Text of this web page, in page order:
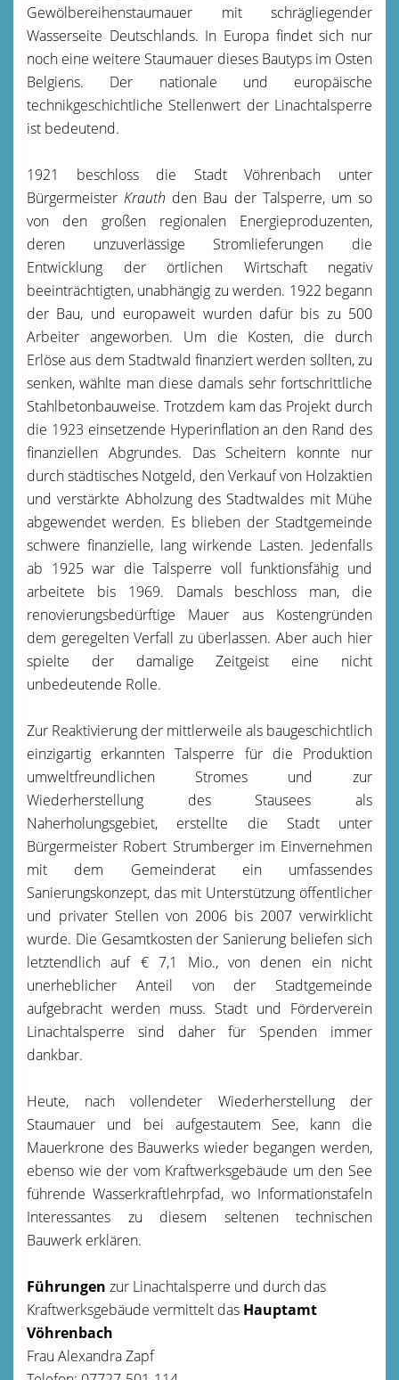
Gewölbereihenstaumauer mit schrägliegender
Wasserseite Deutschlands. In Europa findet sich nur
noch eine weitere Staumauer dieses Bautyps im Osten
Belgiens. Der nationale und europäische
technikgeschichtliche Stellenwert der Linachtalsperre
ist bedeutend.
1921 beschloss die Stadt Vöhrenbach unter
BürgermeisterKrauth den Bau der Talsperre, um so
von den großen regionalen Energieproduzenten,
deren unzuverlässige Stromlieferungen die
Entwicklung der örtlichen Wirtschaft negativ
beeinträchtigten, unabhängig zu werden. 1922 begann
der Bau, und europaweit wurden dafür bis zu 500
Arbeiter angeworben. Um die Kosten, die durch
Erlöse aus dem Stadtwald finanziert werden sollten, zu
senken, wählte man diese damals sehr fortschrittliche
Stahlbetonbauweise. Trotzdem kam das Projekt durch
die 1923 einsetzende Hyperinflation an den Rand des
finanziellen Abgrundes. Das Scheitern konnte nur
durch städtisches Notgeld, den Verkauf von Holzaktien
und verstärkte Abholzung des Stadtwaldes mit Mühe
abgewendet werden. Es blieben der Stadtgemeinde
schwere finanzielle, lang wirkende Lasten. Jedenfalls
ab 1925 war die Talsperre voll funktionsfähig und
arbeitete bis 1969. Damals beschloss man, die
renovierungsbedürftige Mauer aus Kostengründen
dem geregelten Verfall zu überlassen. Aber auch hier
spielte der damalige Zeitgeist eine nicht
unbedeutende Rolle.
Zur Reaktivierung der mittlerweile als baugeschichtlich
einzigartig erkannten Talsperre für die Produktion
umweltfreundlichen Stromes und zur
Wiederherstellung des Stausees als
Naherholungsgebiet, erstellte die Stadt unter
Bürgermeister Robert Strumberger im Einvernehmen
mit dem Gemeinderat ein umfassendes
Sanierungskonzept, das mit Unterstützung öffentlicher
und privater Stellen von 2006 bis 2007 verwirklicht
wurde. Die Gesamtkosten der Sanierung beliefen sich
letztendlich auf € 7,1 Mio., von denen ein nicht
unerheblicher Anteil von der Stadtgemeinde
aufgebracht werden muss. Stadt und Förderverein
Linachtalsperre sind daher für Spenden immer
dankbar.
Heute, nach vollendeter Wiederherstellung der
Staumauer und bei aufgestautem See, kann die
Mauerkrone des Bauwerks wieder begangen werden,
ebenso wie der vom Kraftwerksgebäude um den See
führende Wasserkraftlehrpfad, wo Informationstafeln
Interessantes zu diesem seltenen technischen
Bauwerk erklären.
Führungen zur Linachtalsperre und durch das
Kraftwerksgebäude vermittelt das Hauptamt
Vöhrenbach
Frau Alexandra Zapf